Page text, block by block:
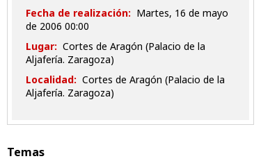
Fecha de realización: martes, 16 de mayo
de 2006 00:00
Lugar: Cortes de Aragón (Palacio de la
Aljafería. Zaragoza)
Localidad: Cortes de Aragón (Palacio de la
Aljafería. Zaragoza)
Temas